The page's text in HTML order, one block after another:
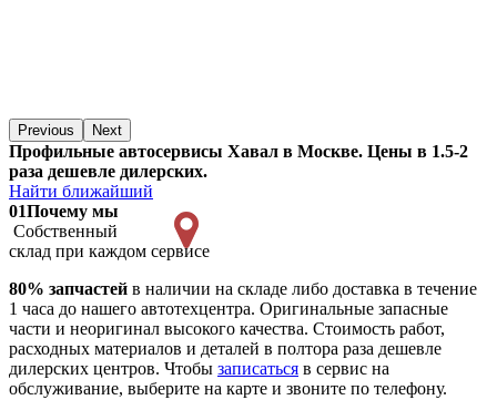
Previous Next
Профильные автосервисы Хавал в Москве. Цены в 1.5-2
раза дешевле дилерских.
Найти ближайший
01Почему мы
Собственный
склад при каждом сервисе
80% запчастей в наличии на складе либо доставка в течение
1 часа до нашего автотехцентра. Оригинальные запасные
части и неоригинал высокого качества. Стоимость работ,
расходных материалов и деталей в полтора раза дешевле
дилерских центров. Чтобы записаться в сервис на
обслуживание, выберите на карте и звоните по телефону.